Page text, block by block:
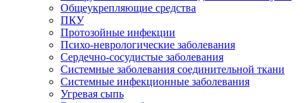
Общеукрепляющие средства
ПКУ
Протозойные инфекции
Психо-неврологические заболевания
Сердечно-сосудистые заболевания
Системные заболевания соединительной ткани
Системные инфекционные заболевания
Угревая сыпь